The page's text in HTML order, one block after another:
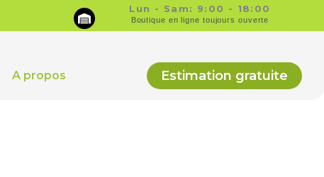
Lun - Sam: 9:00 - 18:00
Boutique en ligne toujours ouverte
A propos Estimation gratuite